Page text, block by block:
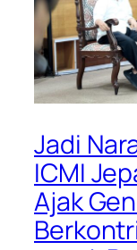
Jadi
ICMI
Ajak